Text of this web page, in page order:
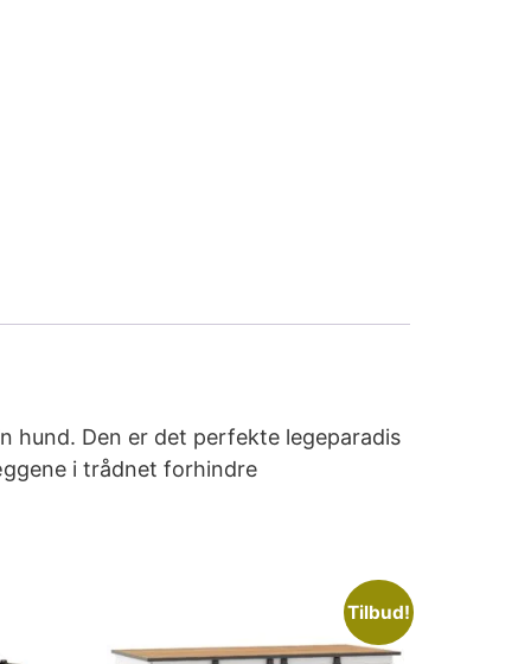
hund. Den er det perfekte legeparadis
i trådnet forhindre
Tilbud!